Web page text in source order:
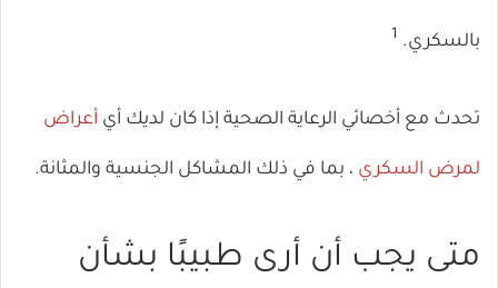
بالسكري. 1
تحدث مع أخصائي الرعاية الصحية إذا كان لديك أي أعراض
لمرض السكري ، بما في ذلك المشاكل الجنسية والمثانة.
متى يجب أن أرى طبيبًا بشأن